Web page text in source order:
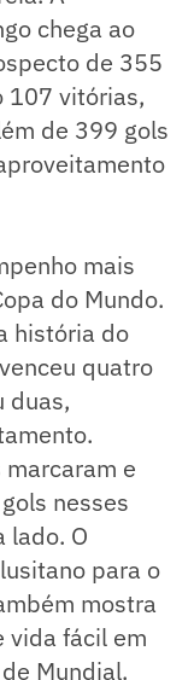
chega ao
de 355
107 vitórias,
de 399 gols
mais
do Mundo.
história do
quatro
duas,
e
nesses
lado. O
para o
mostra
vida fácil em
Mundial.